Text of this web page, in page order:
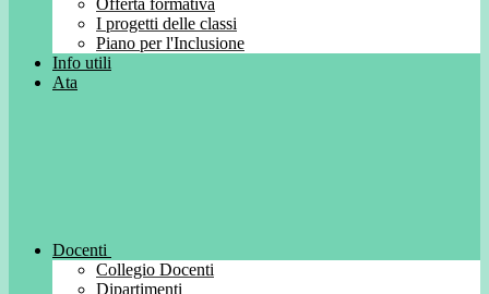
Offerta formativa
I progetti delle classi
Piano per l'Inclusione
Info utili
Ata
Docenti
Collegio Docenti
Dipartimenti